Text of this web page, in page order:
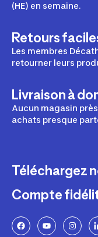
(HE) en semaine.
Retours
Les membres
retourner leurs
Livraison à
Aucun magasin
achats presque
Téléchargez
Compte